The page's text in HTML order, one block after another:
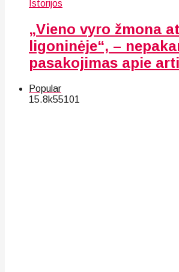
Istorijos
„Vieno vyro žmona
ligoninėje“, –
pasakojimas apie
Popular
15.8k55101